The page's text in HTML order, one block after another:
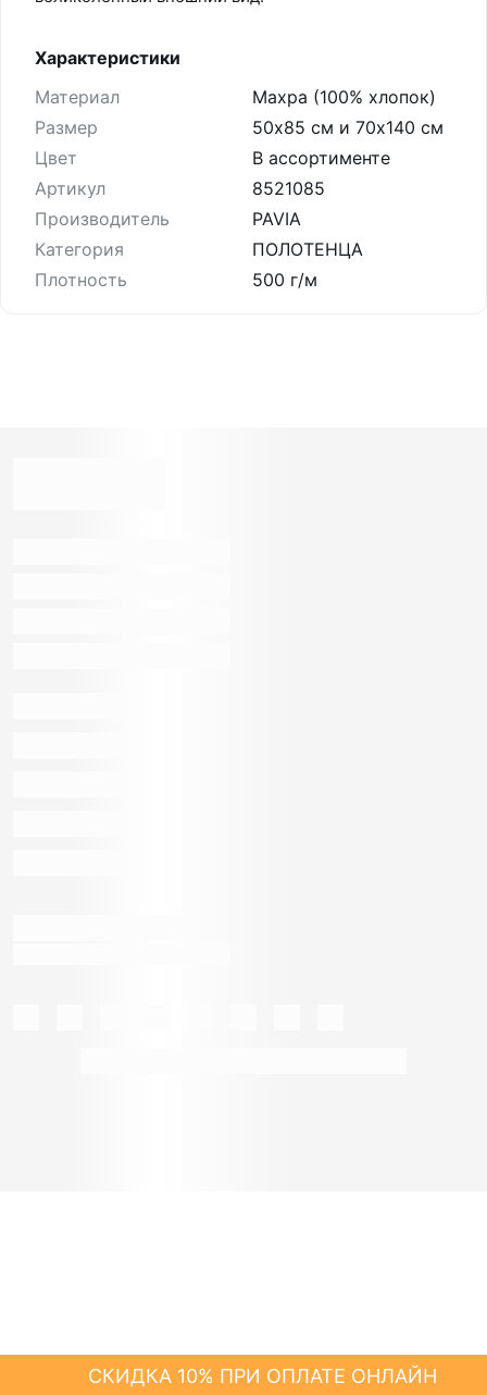
Характеристики
Материал
Махра (100% хлопок)
Размер
50х85 см и 70х140 см
Цвет
В ассортименте
Артикул
8521085
Производитель
PAVIA
Категория
ПОЛОТЕНЦА
Плотность
500 г/м
СКИДКА 10% ПРИ ОПЛАТЕ ОНЛАЙН